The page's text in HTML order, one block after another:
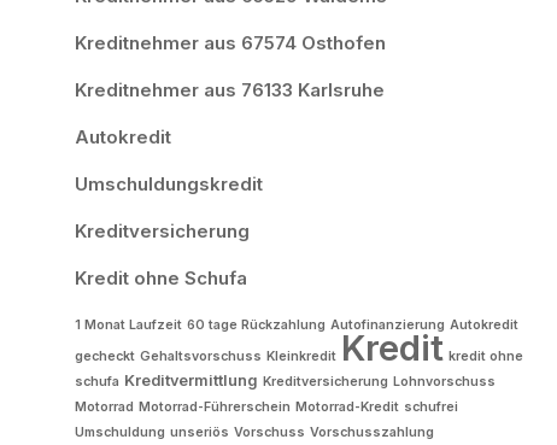
Kreditnehmer aus 67574 Osthofen
Kreditnehmer aus 76133 Karlsruhe
Autokredit
Umschuldungskredit
Kreditversicherung
Kredit ohne Schufa
1 Monat Laufzeit 60 tage Rückzahlung Autofinanzierung Autokredit
gecheckt Gehaltsvorschuss Kleinkredit Kredit kredit ohne
schufa Kreditvermittlung Kreditversicherung Lohnvorschuss
Motorrad Motorrad-Führerschein Motorrad-Kredit schufrei
Umschuldung unseriös Vorschuss Vorschusszahlung